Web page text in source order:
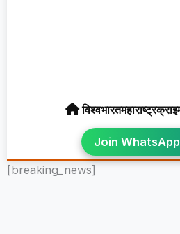
विश्वभारतमहाराष्ट्र
Join
[breaking_news]